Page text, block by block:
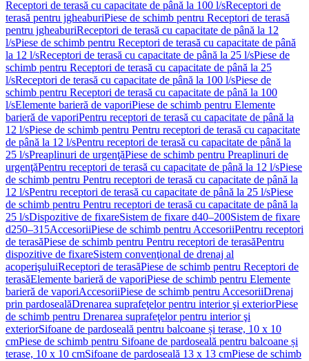
Receptori de terasă cu capacitate de până la 100 l/sReceptori de
terasă pentru jgheaburiPiese de schimb pentru Receptori de terasă
pentru jgheaburiReceptori de terasă cu capacitate de până la 12
l/sPiese de schimb pentru Receptori de terasă cu capacitate de până
la 12 l/sReceptori de terasă cu capacitate de până la 25 l/sPiese de
schimb pentru Receptori de terasă cu capacitate de până la 25
l/sReceptori de terasă cu capacitate de până la 100 l/sPiese de
schimb pentru Receptori de terasă cu capacitate de până la 100
l/sElemente barieră de vaporiPiese de schimb pentru Elemente
barieră de vaporiPentru receptori de terasă cu capacitate de până la
12 l/sPiese de schimb pentru Pentru receptori de terasă cu capacitate
de până la 12 l/sPentru receptori de terasă cu capacitate de până la
25 l/sPreaplinuri de urgenţăPiese de schimb pentru Preaplinuri de
urgenţăPentru receptori de terasă cu capacitate de până la 12 l/sPiese
de schimb pentru Pentru receptori de terasă cu capacitate de până la
12 l/sPentru receptori de terasă cu capacitate de până la 25 l/sPiese
de schimb pentru Pentru receptori de terasă cu capacitate de până la
25 l/sDispozitive de fixareSistem de fixare d40–200Sistem de fixare
d250–315AccesoriiPiese de schimb pentru AccesoriiPentru receptori
de terasăPiese de schimb pentru Pentru receptori de terasăPentru
dispozitive de fixareSistem convenţional de drenaj al
acoperişuluiReceptori de terasăPiese de schimb pentru Receptori de
terasăElemente barieră de vaporiPiese de schimb pentru Elemente
barieră de vaporiAccesoriiPiese de schimb pentru AccesoriiDrenaj
prin pardosealăDrenarea suprafeţelor pentru interior şi exteriorPiese
de schimb pentru Drenarea suprafeţelor pentru interior şi
exteriorSifoane de pardoseală pentru balcoane și terase, 10 x 10
cmPiese de schimb pentru Sifoane de pardoseală pentru balcoane și
terase, 10 x 10 cmSifoane de pardoseală 13 x 13 cmPiese de schimb